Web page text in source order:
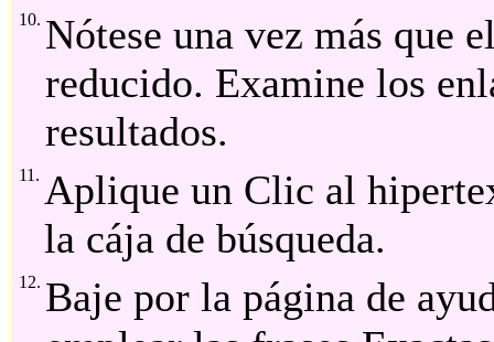
10. Nótese una vez más que
reducido. Examine los
resultados.
11. Aplique un Clic al
la cája de búsqueda.
12. Baje por la página de